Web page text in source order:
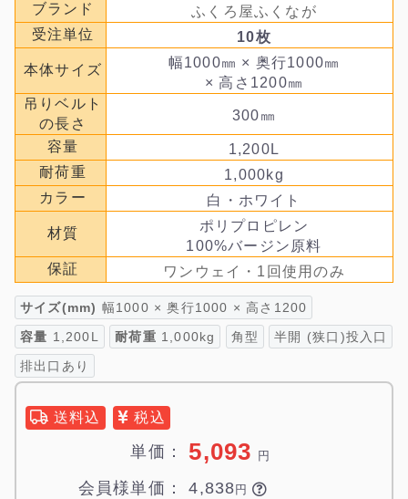
ブランド
ふくろ屋ふくなが
受注単位
10枚
本体サイズ
幅1000㎜ × 奥行1000㎜
× 高さ1200㎜
吊りベルト
の長さ
300㎜
容量
1,200L
耐荷重
1,000kg
カラー
白・ホワイト
材質
ポリプロピレン
100%バージン原料
保証
ワンウェイ・1回使用のみ
サイズ(mm) 幅1000 × 奥行1000 × 高さ1200
容量 1,200L 耐荷重 1,000kg 角型 半開 (狭口)投入口
排出口あり
送料込 税込
単価： 5,093 円
会員様単価： 4,838 円 